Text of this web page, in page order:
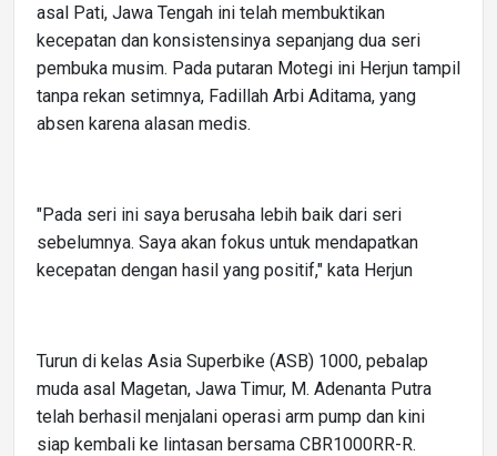
asal Pati, Jawa Tengah ini telah membuktikan
kecepatan dan konsistensinya sepanjang dua seri
pembuka musim. Pada putaran Motegi ini Herjun tampil
tanpa rekan setimnya, Fadillah Arbi Aditama, yang
absen karena alasan medis.
"Pada seri ini saya berusaha lebih baik dari seri
sebelumnya. Saya akan fokus untuk mendapatkan
kecepatan dengan hasil yang positif," kata Herjun
Turun di kelas Asia Superbike (ASB) 1000, pebalap
muda asal Magetan, Jawa Timur, M. Adenanta Putra
telah berhasil menjalani operasi arm pump dan kini
siap kembali ke lintasan bersama CBR1000RR-R.